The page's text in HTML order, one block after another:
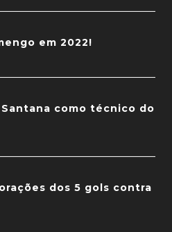
em 2022!
como técnico do
dos 5 gols contra